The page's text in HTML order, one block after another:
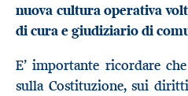
nuova cultura operativa
di cura e giudiziario di
E’ importante ricordare
sulla Costituzione, sui